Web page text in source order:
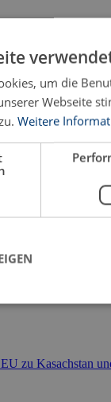
Sie uns gern.
um die
Webseite
Weitere